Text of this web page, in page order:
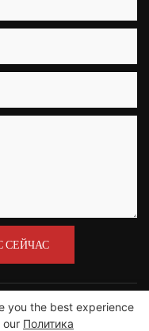
СЕЙЧАС
you the best experience
our Политика